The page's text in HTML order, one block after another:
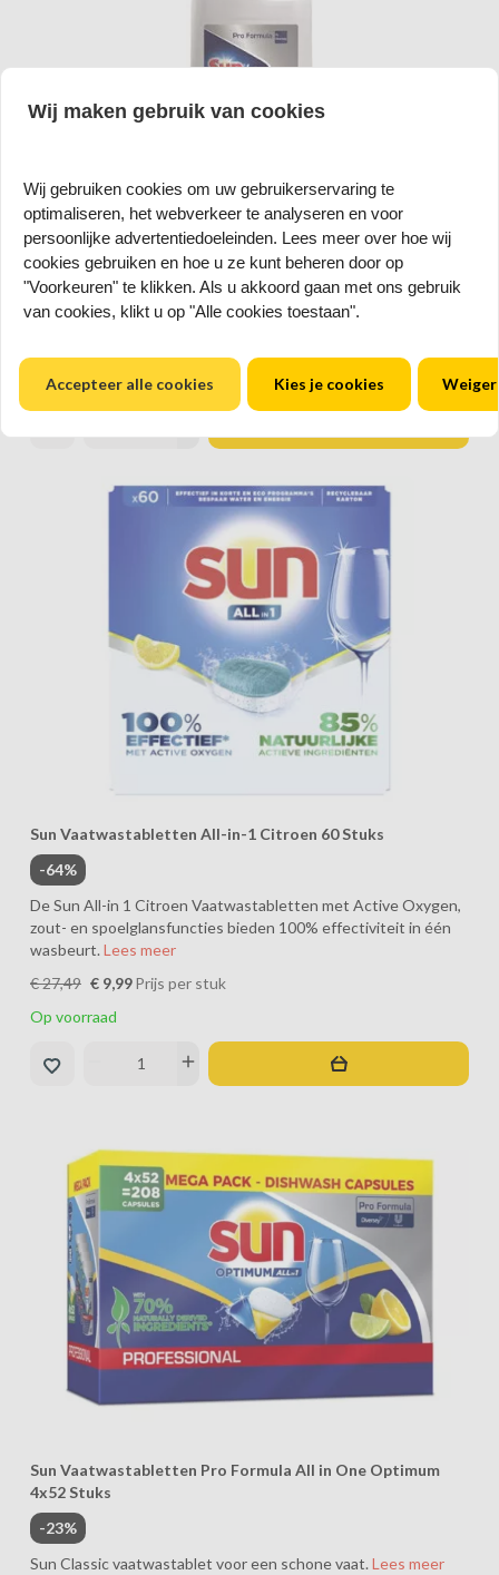
Sun Professional Spoelglans 2 Liter
-30%
Spoelglans voor streepvrije resultaten bij alle waterhardheden.
Lees meer
Op voorraad
Sun Vaatwastabletten All-in-1 Citroen 60 Stuks
-64%
De Sun All-in 1 Citroen Vaatwastabletten met Active Oxygen,
zout- en spoelglansfuncties bieden 100% effectiviteit in één
wasbeurt. Lees meer
€ 27,49 € 9,99Prijs per stuk
Op voorraad
add
Sun Vaatwastabletten Pro Formula All in One Optimum
4x52 Stuks
-23%
Sun Classic vaatwastablet voor een schone vaat. Lees meer
Wij maken gebruik van cookies
Wij gebruiken cookies om uw gebruikerservaring te
optimaliseren, het webverkeer te analyseren en voor
persoonlijke advertentiedoeleinden. Lees meer over hoe wij
cookies gebruiken en hoe u ze kunt beheren door op
"Voorkeuren" te klikken. Als u akkoord gaan met ons gebruik
van cookies, klikt u op "Alle cookies toestaan".
Accepteer alle cookies Kies je cookies